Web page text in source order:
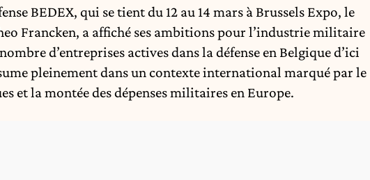
BEDEX, qui se tient du 12 au 14 mars à Brussels Expo, le
Francken, a affiché ses ambitions pour l’industrie militaire
d’entreprises actives dans la défense en Belgique d’ici
pleinement dans un contexte international marqué par le
et la montée des dépenses militaires en Europe.